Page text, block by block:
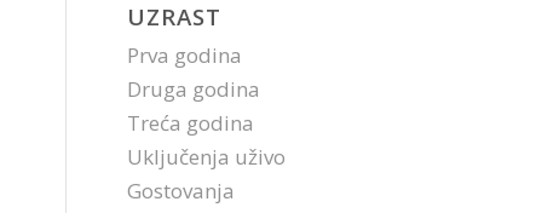
UZRAST
Prva godina
Druga godina
Treća godina
Uključenja uživo
Gostovanja